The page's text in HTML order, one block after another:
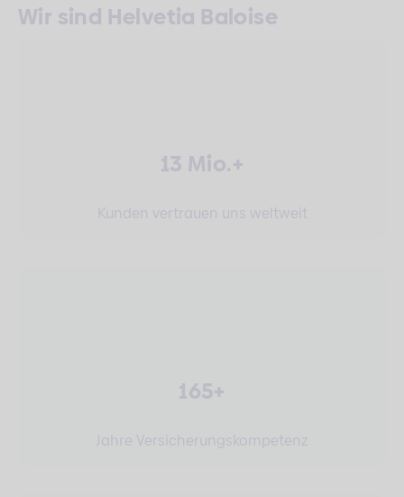
Wir sind Helvetia Baloise
13 Mio.+
Kunden vertrauen uns weltweit
165+
Jahre Versicherungskompetenz